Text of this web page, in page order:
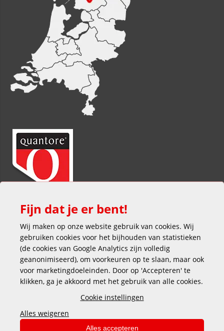
Veilig en gemakkelijk betalen
Fijn dat je er bent!
Wij maken op onze website gebruik van cookies. Wij
gebruiken cookies voor het bijhouden van statistieken
(de cookies van Google Analytics zijn volledig
geanonimiseerd), om voorkeuren op te slaan, maar ook
voor marketingdoeleinden. Door op 'Accepteren' te
klikken, ga je akkoord met het gebruik van alle cookies.
Cookie instellingen
Alles weigeren
Alles accepteren